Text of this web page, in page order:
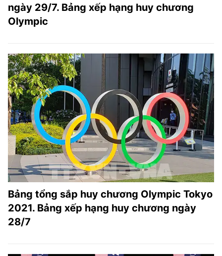
ngày 29/7. Bảng xếp hạng huy chương
Olympic
Bảng tổng sắp huy chương Olympic Tokyo
2021. Bảng xếp hạng huy chương ngày
28/7